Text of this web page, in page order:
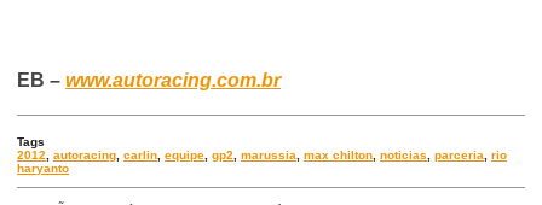
EB –www.autoracing.com.br
Tags
2012
,autoracing ,carlin ,equipe ,gp2 ,marussia ,max chilton ,noticias ,parceria ,rio
haryanto